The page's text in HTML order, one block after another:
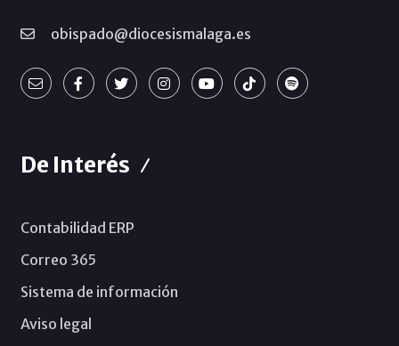
obispado@diocesismalaga.es
De Interés
Contabilidad ERP
Correo 365
Sistema de información
Aviso legal